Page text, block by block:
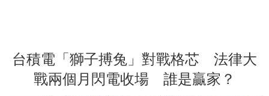
台積電「獅子搏兔」對戰格芯 法律大
戰兩個月閃電收場 誰是贏家？